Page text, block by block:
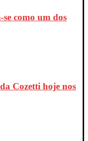
como um dos
Cozetti hoje nos